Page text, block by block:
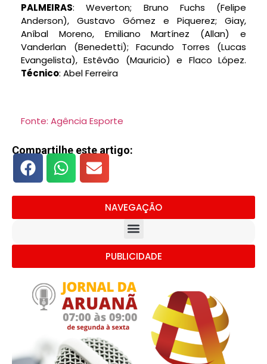
PALMEIRAS: Weverton; Bruno Fuchs (Felipe
Anderson), Gustavo Gómez e Piquerez; Giay,
Aníbal Moreno, Emiliano Martínez (Allan) e
Vanderlan (Benedetti); Facundo Torres (Lucas
Evangelista), Estêvão (Mauricio) e Flaco López.
Técnico: Abel Ferreira
Fonte: Agência Esporte
Compartilhe este artigo:
NAVEGAÇÃO
PUBLICIDADE